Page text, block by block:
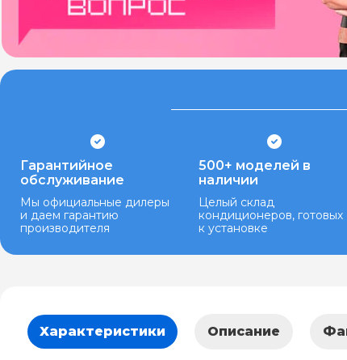
Гарантийное
обслуживание
Мы официальные дилеры
и даем гарантию
производителя
500+ моделей в
наличии
Целый склад
кондиционеров, готовых
к установке
Характеристики Описание